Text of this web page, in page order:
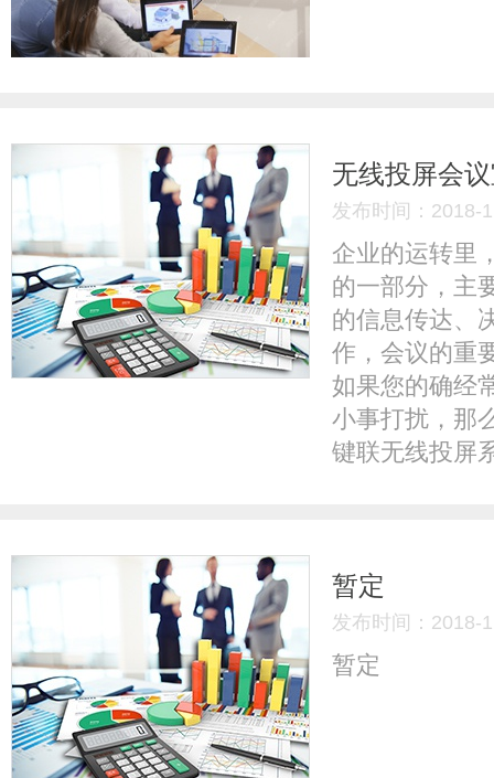
无线投屏会
发布时间：2018-
企业的运转里
的一部分，主
的信息传达、
作，会议的重
如果您的确经
小事打扰，那
键联无线投屏
暂定
发布时间：2018-
暂定